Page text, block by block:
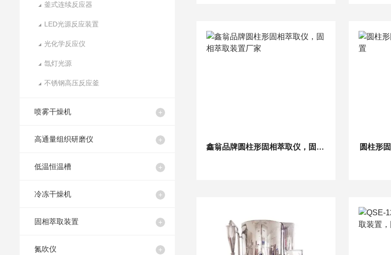
釜式连续反应器
LED光源反应装置
光化学反应仪
氙灯光源
不锈钢高压反应釜
喷雾干燥机
高通量组织研磨仪
低温恒温槽
冷冻干燥机
固相萃取装置
氮吹仪
鑫翁品牌圆柱形固相萃取仪，固相萃取装置厂家 圆柱形